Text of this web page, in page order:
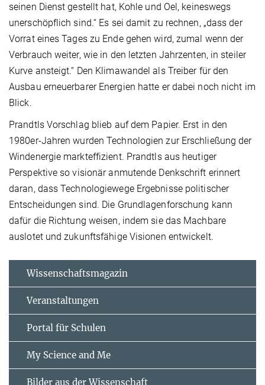
seinen Dienst gestellt hat, Kohle und Oel, keineswegs
unerschöpflich sind.“ Es sei damit zu rechnen, „dass der
Vorrat eines Tages zu Ende gehen wird, zumal wenn der
Verbrauch weiter, wie in den letzten Jahrzenten, in steiler
Kurve ansteigt.“ Den Klimawandel als Treiber für den
Ausbau erneuerbarer Energien hatte er dabei noch nicht im
Blick.
Prandtls Vorschlag blieb auf dem Papier. Erst in den
1980er-Jahren wurden Technologien zur Erschließung der
Windenergie markteffizient. Prandtls aus heutiger
Perspektive so visionär anmutende Denkschrift erinnert
daran, dass Technologiewege Ergebnisse politischer
Entscheidungen sind. Die Grundlagenforschung kann
dafür die Richtung weisen, indem sie das Machbare
auslotet und zukunftsfähige Visionen entwickelt.
Wissenschaftsmagazin
Veranstaltungen
Portal für Schulen
My Science and Me
Bilder aus der Wissenschaft